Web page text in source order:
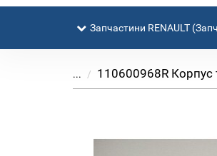
Запчастини RENAULT
... 110600968R Корпус